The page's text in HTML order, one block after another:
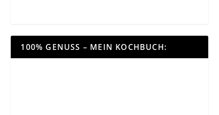
100% GENUSS – MEIN KOCHBUCH: